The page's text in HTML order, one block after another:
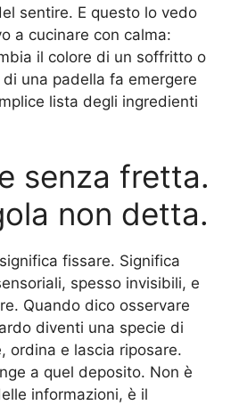
sentire. E questo lo vedo
a cucinare con calma:
il colore di un soffritto o
una padella fa emergere
lista degli ingredienti
senza fretta.
non detta.
fissare. Significa
spesso invisibili, e
Quando dico osservare
diventi una specie di
ordina e lascia riposare.
a quel deposito. Non è
informazioni, è il